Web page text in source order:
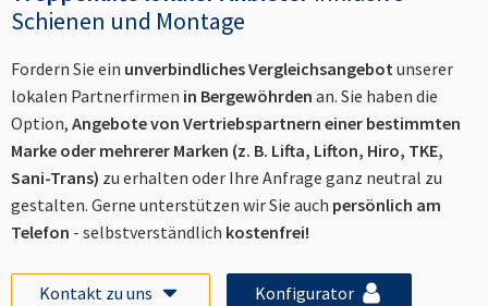
Schienen und Montage
Fordern Sie ein unverbindliches Vergleichsangebotunserer
lokalen Partnerfirmen in Bergewöhrden an. Sie haben die
Option, Angebote von Vertriebspartnern einer bestimmten
Marke oder mehrerer Marken (z. B. Lifta, Lifton, Hiro, TKE,
Sani-Trans) zu erhalten oder Ihre Anfrage ganz neutral zu
gestalten. Gerne unterstützen wir Sie auch persönlich am
Telefon - selbstverständlich kostenfrei!
Kontakt zu uns Konfigurator